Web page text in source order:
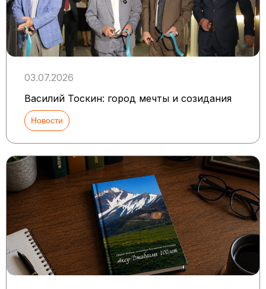
03.07.2026
Василий Тоскин: город мечты и созидания
Новости